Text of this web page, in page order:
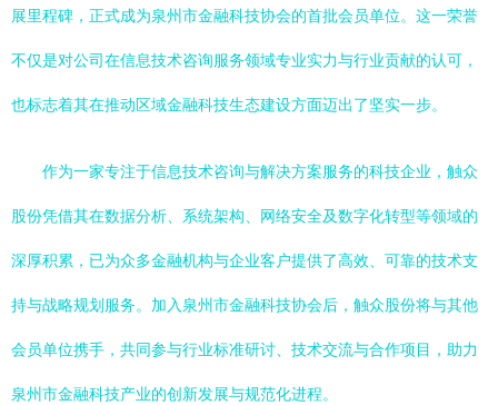
展里程碑，正式成为泉州市金融科技协会的首批会员单位。这一荣誉
不仅是对公司在信息技术咨询服务领域专业实力与行业贡献的认可，
也标志着其在推动区域金融科技生态建设方面迈出了坚实一步。
作为一家专注于信息技术咨询与解决方案服务的科技企业，触众
股份凭借其在数据分析、系统架构、网络安全及数字化转型等领域的
深厚积累，已为众多金融机构与企业客户提供了高效、可靠的技术支
持与战略规划服务。加入泉州市金融科技协会后，触众股份将与其他
会员单位携手，共同参与行业标准研讨、技术交流与合作项目，助力
泉州市金融科技产业的创新发展与规范化进程。